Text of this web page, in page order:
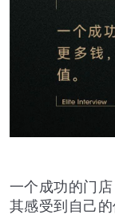
一个成功的门
其感受到自己